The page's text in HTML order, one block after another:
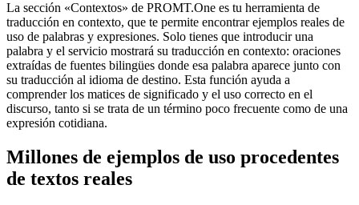
La sección «Contextos» de PROMT.One es tu herramienta de
traducción en contexto, que te permite encontrar ejemplos reales de
uso de palabras y expresiones. Solo tienes que introducir una
palabra y el servicio mostrará su traducción en contexto: oraciones
extraídas de fuentes bilingües donde esa palabra aparece junto con
su traducción al idioma de destino. Esta función ayuda a
comprender los matices de significado y el uso correcto en el
discurso, tanto si se trata de un término poco frecuente como de una
expresión cotidiana.
Millones de ejemplos de uso procedentes
de textos reales